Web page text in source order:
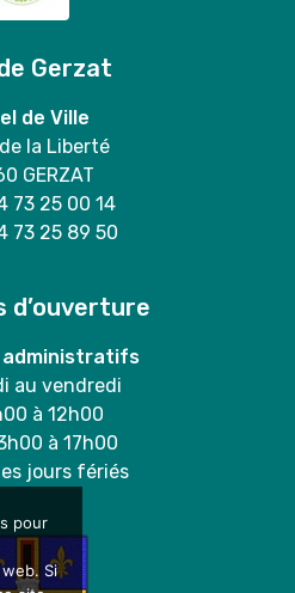
Gerzat
de Ville
la Liberté
GERZAT
73 25 00 14
73 25 89 50
d’ouverture
administratifs
au vendredi
à 12h00
à 17h00
jours fériés
pour
Si